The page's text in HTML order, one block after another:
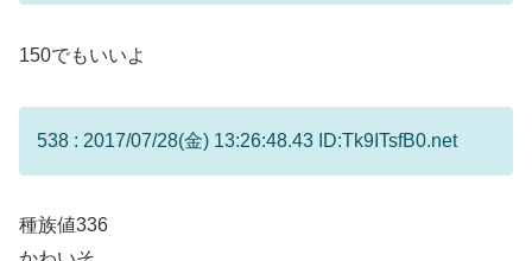
150でもいいよ
538 : 2017/07/28(金) 13:26:48.43 ID:Tk9ITsfB0.net
種族値336